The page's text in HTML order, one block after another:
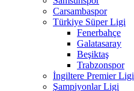
Carsambaspor
Türkiye Süper Ligi
Fenerbahçe
Galatasaray
Beşiktaş
Trabzonspor
İngiltere Premier Ligi
Şampiyonlar Ligi